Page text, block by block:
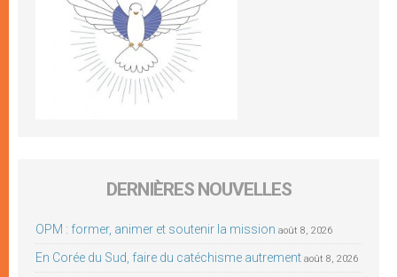
DERNIÈRES NOUVELLES
OPM : former, animer et soutenir la mission août 8, 2026
En Corée du Sud, faire du catéchisme autrement août 8, 2026